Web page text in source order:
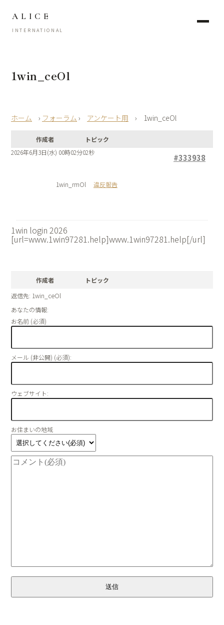
ALICE
INTERNATIONAL
1win_ceOl
› フォーラム › アンケート用 › 1win_ceOl
作成者
トピック
2026年6月3日(水) 00時02分02秒
#333938
1win_rmOl 違反報告
1win login 2026
[url=www.1win97281.help]www.1win97281.help[/url]
作成者
トピック
返信先: 1win_ceOl
あなたの情報:
お名前 (必須)
メール (非公開) (必須):
ウェブサイト:
お住まいの地域
送信